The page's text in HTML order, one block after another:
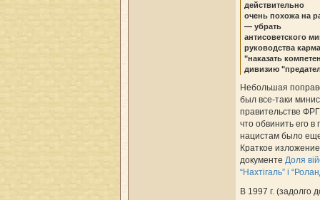
действительно
очень похожа на
— убрать
антисоветского
руководства
"наказать
дивизию
Небольшая
был все-таки
правительстве
что обвинить его в
нацистам было
Краткое
документе Доля
“Нахтігаль” і
В 1997 г.